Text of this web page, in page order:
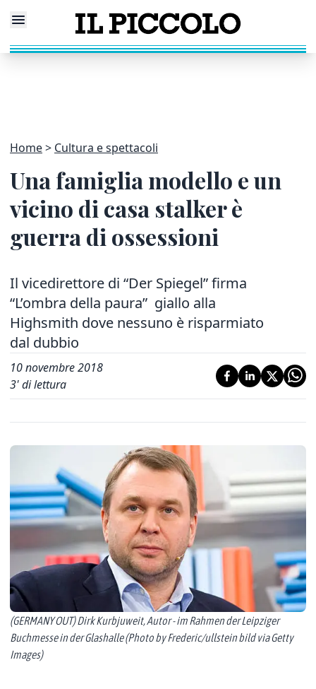
Home Cultura e spettacoli
Una famiglia modello e un
vicino di casa stalker è
guerra di ossessioni
Il vicedirettore di “Der Spiegel” firma
“L’ombra della paura” giallo alla
Highsmith dove nessuno è risparmiato
dal dubbio
10 novembre 2018
3' di lettura
(GERMANY OUT) Dirk Kurbjuweit, Autor - im Rahmen der Leipziger
Buchmesse in der Glashalle (Photo by Frederic/ullstein bild via Getty
Images)